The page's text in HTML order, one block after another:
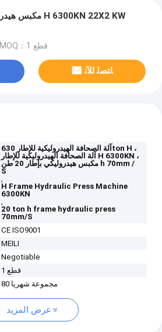
MOQ：1 قطع
ﺎﺘﺼﻟ ﺍﻶﻧ
آلة الصحافة الهيدروليكية للإطار 630ton H ،
آلة الصحافة الهيدروليكية للإطار H 6300KN ،
مكبس هيدروليكي بإطار 20 طن h 70mm /
S
,
H Frame Hydraulic Press Machine
6300KN
,
20 ton h frame hydraulic press
70mm/S
CE ISO9001
MEILI
Negotiable
1 قطع
80 مجموعة شهريا
عرض المزيد